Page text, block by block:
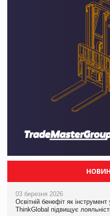
03 березня 2026
Освітній бенефіт як
ThinkGlobal підвищує